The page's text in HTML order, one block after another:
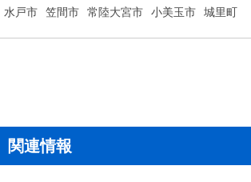
水戸市 笠間市 常陸大宮市 小美玉市 城里町
関連情報